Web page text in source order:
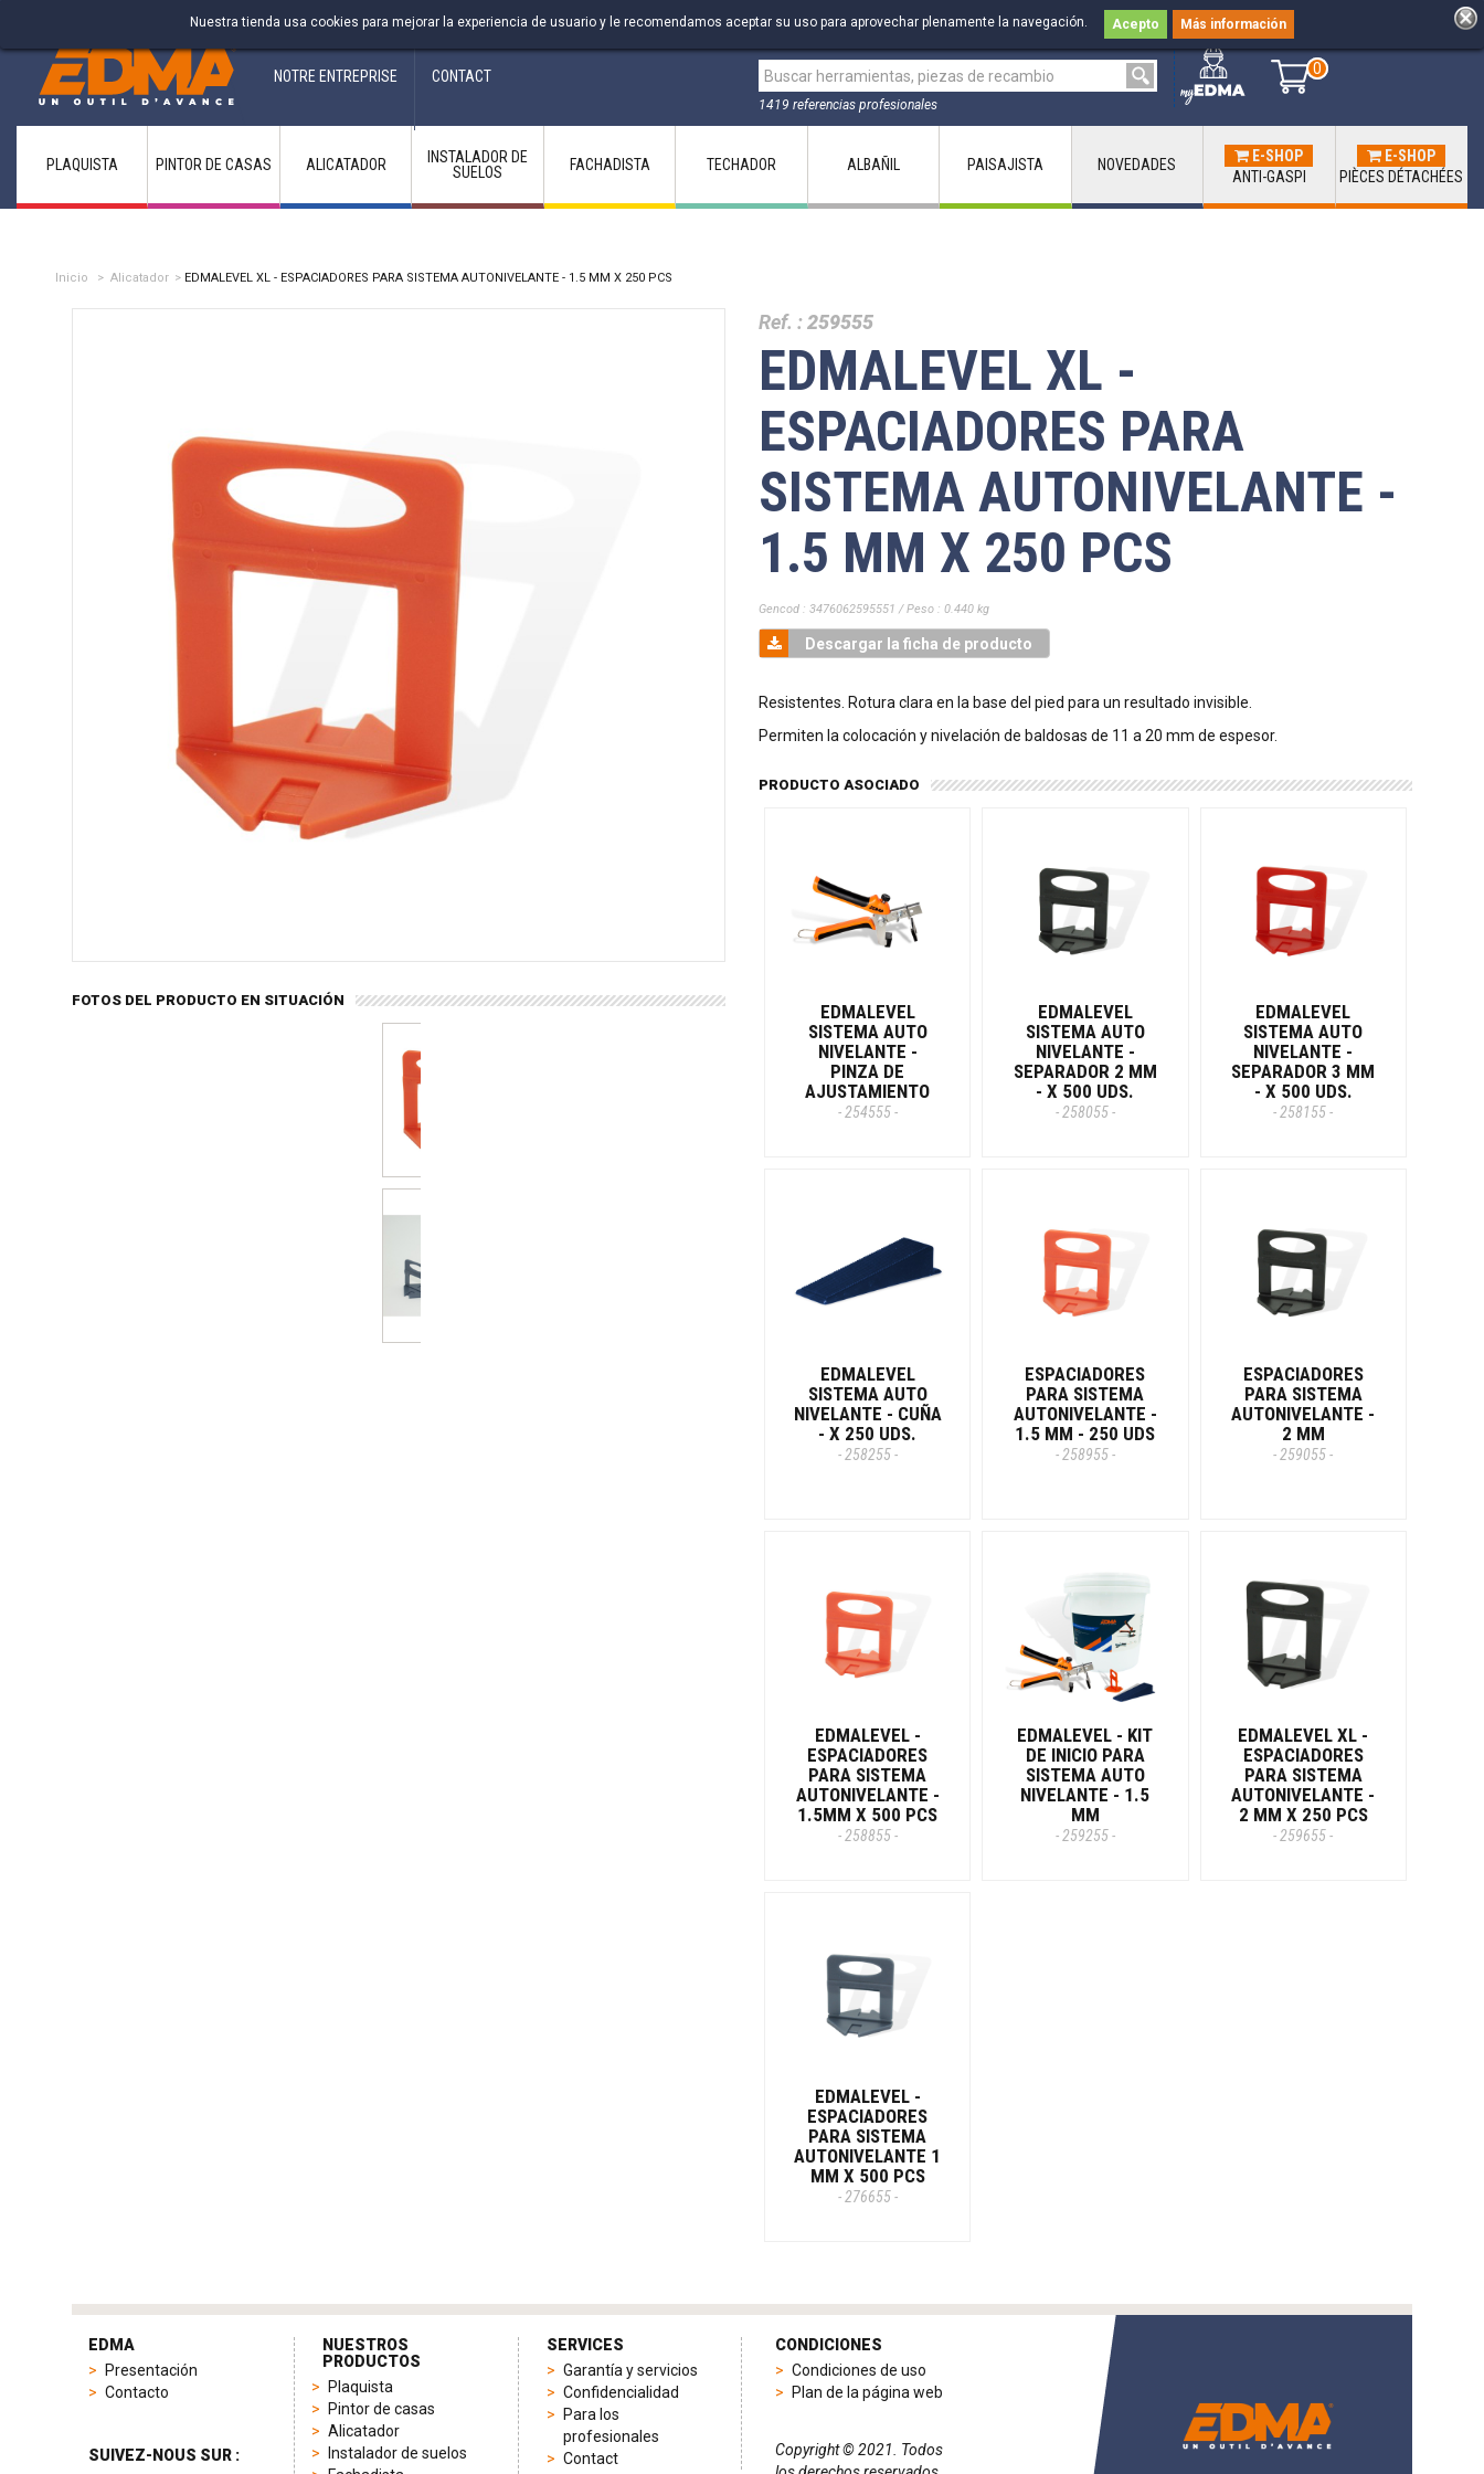
Fabricant francais depuis 1937
NOTRE ENTREPRISE CONTACT
1419 referencias profesionales
0
0
Nuestra tienda usa cookies para mejorar la experiencia de usuario y le recomendamos aceptar su uso para aprovechar plenamente la navegación. Acepto Más información
PLAQUISTA PINTOR DE CASAS ALICATADOR
INSTALADOR DE
SUELOS
FACHADISTA TECHADOR ALBAÑIL PAISAJISTA NOVEDADES
E-SHOP
ANTI-GASPI
E-SHOP
PIÈCES DÉTACHÉES
Inicio > Alicatador > EDMALEVEL XL - ESPACIADORES PARA SISTEMA AUTONIVELANTE - 1.5 MM X 250 PCS
FOTOS DEL PRODUCTO EN SITUACIÓN
Ref. :259555
EDMALEVEL XL -
ESPACIADORES PARA
SISTEMA AUTONIVELANTE -
1.5 MM X 250 PCS
Gencod : 3476062595551 / Peso : 0.440 kg
Descargar la ficha de producto
Resistentes. Rotura clara en la base del pied para un resultado invisible.
Permiten la colocación y nivelación de baldosas de 11 a 20 mm de espesor.
PRODUCTO ASOCIADO
EDMALEVEL
SISTEMA AUTO
NIVELANTE -
PINZA DE
AJUSTAMIENTO
- 254555 -
EDMALEVEL
SISTEMA AUTO
NIVELANTE -
SEPARADOR 2 MM
- X 500 UDS.
- 258055 -
EDMALEVEL
SISTEMA AUTO
NIVELANTE -
SEPARADOR 3 MM
- X 500 UDS.
- 258155 -
EDMALEVEL
SISTEMA AUTO
NIVELANTE - CUÑA
- X 250 UDS.
- 258255 -
ESPACIADORES
PARA SISTEMA
AUTONIVELANTE -
1.5 MM - 250 UDS
- 258955 -
ESPACIADORES
PARA SISTEMA
AUTONIVELANTE -
2 MM
- 259055 -
EDMALEVEL -
ESPACIADORES
PARA SISTEMA
AUTONIVELANTE -
1.5MM X 500 PCS
- 258855 -
EDMALEVEL - KIT
DE INICIO PARA
SISTEMA AUTO
NIVELANTE - 1.5
MM
- 259255 -
EDMALEVEL XL -
ESPACIADORES
PARA SISTEMA
AUTONIVELANTE -
2 MM X 250 PCS
- 259655 -
EDMALEVEL -
ESPACIADORES
PARA SISTEMA
AUTONIVELANTE 1
MM X 500 PCS
- 276655 -
EDMA
Presentación
Contacto
SUIVEZ-NOUS SUR :
NUESTROS
PRODUCTOS
Plaquista
Pintor de casas
Alicatador
Instalador de suelos
SERVICES
Garantía y servicios
Confidencialidad
Para los
profesionales
Contact
CONDICIONES
Condiciones de uso
Plan de la página web
Copyright © 2021. Todos